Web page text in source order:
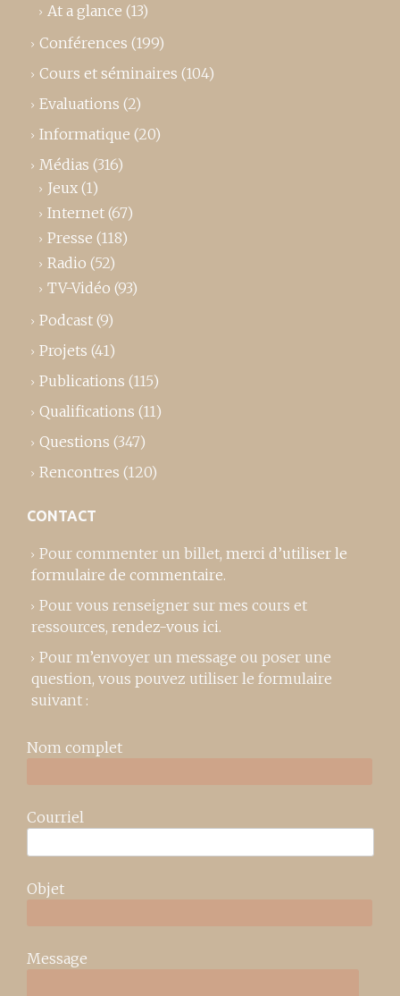
At a glance (13)
Conférences (199)
Cours et séminaires (104)
Evaluations (2)
Informatique (20)
Médias (316)
Jeux (1)
Internet (67)
Presse (118)
Radio (52)
TV-Vidéo (93)
Podcast (9)
Projets (41)
Publications (115)
Qualifications (11)
Questions (347)
Rencontres (120)
CONTACT
Pour commenter un billet, merci d’utiliser le
formulaire de commentaire.
Pour vous renseigner sur mes cours et
ressources, rendez-vous ici.
Pour m’envoyer un message ou poser une
question, vous pouvez utiliser le formulaire
suivant :
Nom complet
Courriel
Objet
Message